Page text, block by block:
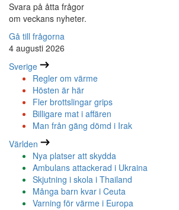
Svara på åtta frågor
om veckans nyheter.
Gå till frågorna
4 augusti 2026
Sverige
Regler om värme
Hösten är här
Fler brottslingar grips
Billigare mat i affären
Man från gäng dömd i Irak
Världen
Nya platser att skydda
Ambulans attackerad i Ukraina
Skjutning i skola i Thailand
Många barn kvar i Ceuta
Varning för värme i Europa